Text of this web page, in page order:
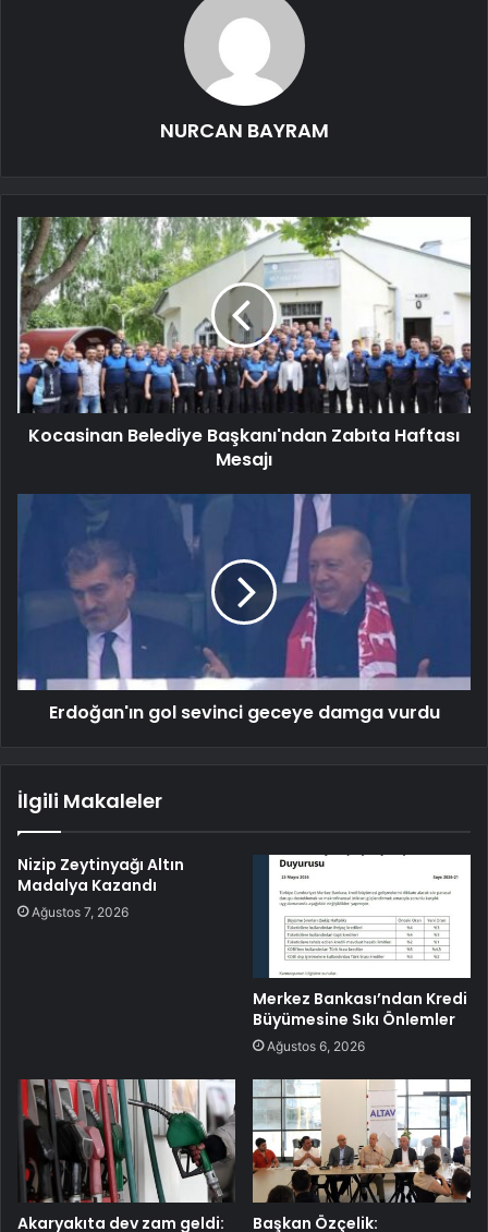
NURCAN BAYRAM
Kocasinan Belediye Başkanı'ndan Zabıta Haftası
Mesajı
Erdoğan'ın gol sevinci geceye damga vurdu
İlgili Makaleler
Nizip Zeytinyağı Altın
Madalya Kazandı
Ağustos 7, 2026
Merkez Bankası’ndan Kredi
Büyümesine Sıkı Önlemler
Ağustos 6, 2026
Akaryakıta dev zam geldi: Başkan Özçelik: